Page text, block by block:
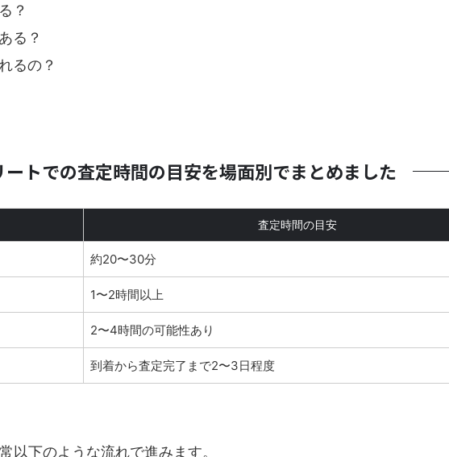
？
る？
るの？
トでの査定時間の目安を場面別でまとめました
査定時間の目安
約20〜30分
1〜2時間以上
2〜4時間の可能性あり
到着から査定完了まで2〜3日程度
以下のような流れで進みます。